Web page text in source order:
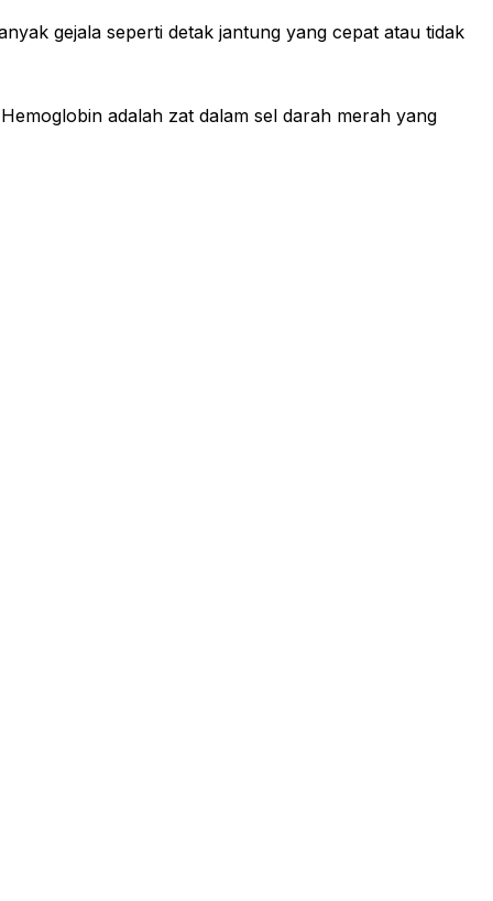
gejala seperti detak jantung yang cepat atau tidak
adalah zat dalam sel darah merah yang